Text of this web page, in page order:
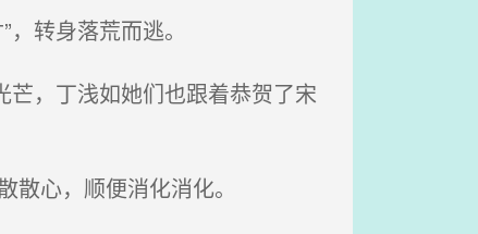
转身落荒而逃。
，丁浅如她们也跟着恭贺了宋
心，顺便消化消化。